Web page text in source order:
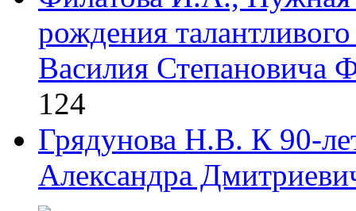
рождения
Василия Степановича
124
Грядунова Н.В. К 90-
Александра